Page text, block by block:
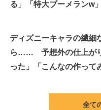
る」「特大ブーメランw」
ディズニーキャラの繊細
ら…… 予想外の仕上がり
った」「こんなの作って
全て